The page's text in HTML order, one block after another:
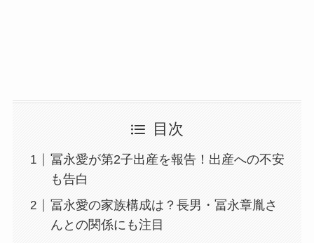
目次
冨永愛が第2子出産を報告！出産への不安
も告白
冨永愛の家族構成は？長男・冨永章胤さ
んとの関係にも注目